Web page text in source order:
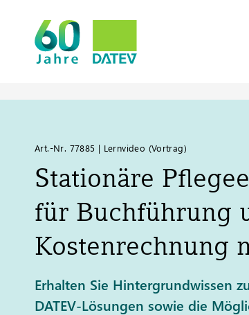
Art.-Nr. 77885 | Lernvideo (Vortrag)
Stationäre
für Buchführung
Kostenrechnung
Erhalten Sie Hintergrundwissen
DATEV-Lösungen sowie die